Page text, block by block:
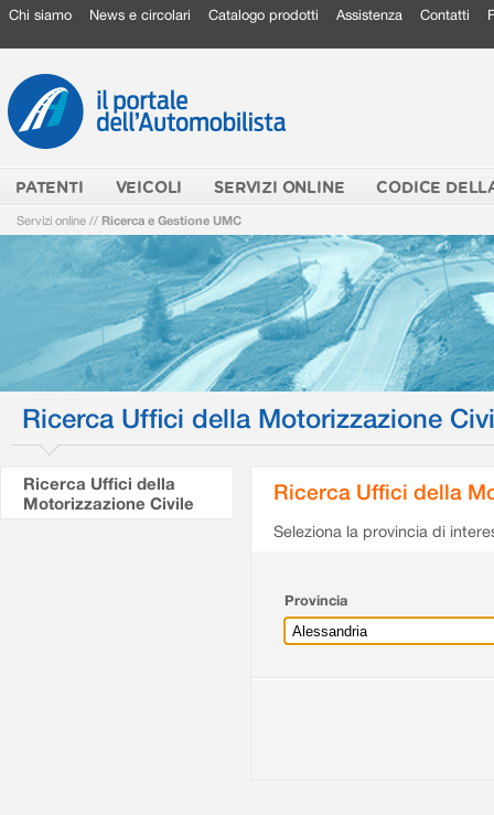
Chi siamo News e circolari Catalogo prodotti Assistenza Contatti
PATENTI VEICOLI SERVIZI ONLINE CODICE
Servizi online // Ricerca e Gestione UMC
Ricerca Uffici della Motorizzazione
Ricerca Uffici della
Motorizzazione Civile
Ricerca Uffici della
Seleziona la provincia di
Provincia